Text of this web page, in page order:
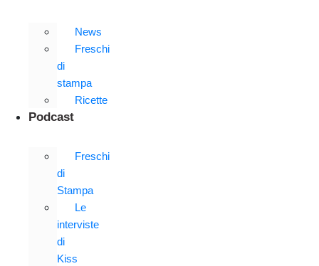
News
Freschi
di
stampa
Ricette
Podcast
Freschi
di
Stampa
Le
interviste
di
Kiss